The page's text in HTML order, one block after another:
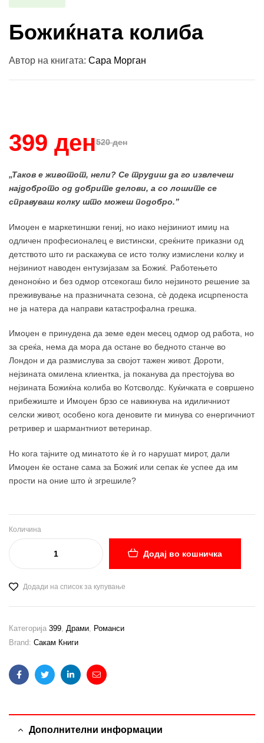
Божиќната колиба
Автор на книгата: Сара Морган
520 ден
399 ден
„Таков е животот, нели? Се трудиш да го извлечеш
најдоброто од добрите делови, а со лошите се
справуваш колку што можеш подобро.”
Имоџен е маркетиншки гениј, но иако нејзиниот имиџ на
одличен професионалец е вистински, среќните приказни од
детството што ги раскажува се исто толку измислени колку и
нејзиниот наводен ентузијазам за Божиќ. Работењето
деноноќно и без одмор отсекогаш било нејзиното решение за
преживување на празничната сезона, сè додека исцрпеноста
не ја натера да направи катастрофална грешка.
Имоџен е принудена да земе еден месец одмор од работа, но
за среќа, нема да мора да остане во бедното станче во
Лондон и да размислува за својот тажен живот. Дороти,
нејзината омилена клиентка, ја поканува да престојува во
нејзината Божиќна колиба во Котсволдс. Куќичката е совршено
прибежиште и Имоџен брзо се навикнува на идиличниот
селски живот, особено кога деновите ги минува со енергичниот
ретривер и шармантниот ветеринар.
Но кога тајните од минатото ќе ѝ го нарушат мирот, дали
Имоџен ќе остане сама за Божиќ или сепак ќе успее да им
прости на оние што ѝ згрешиле?
Количина
Додај во кошничка
Додади на список за купување
Категорија 399, Драми, Романси
Brand: Сакам Книги
FacebookTwitterLinkedinEmail
Дополнителни информации